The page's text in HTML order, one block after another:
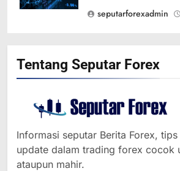
seputarforexadmin
Tentang Seputar Forex
Informasi seputar Berita Forex,
update dalam trading forex cocok
ataupun mahir.